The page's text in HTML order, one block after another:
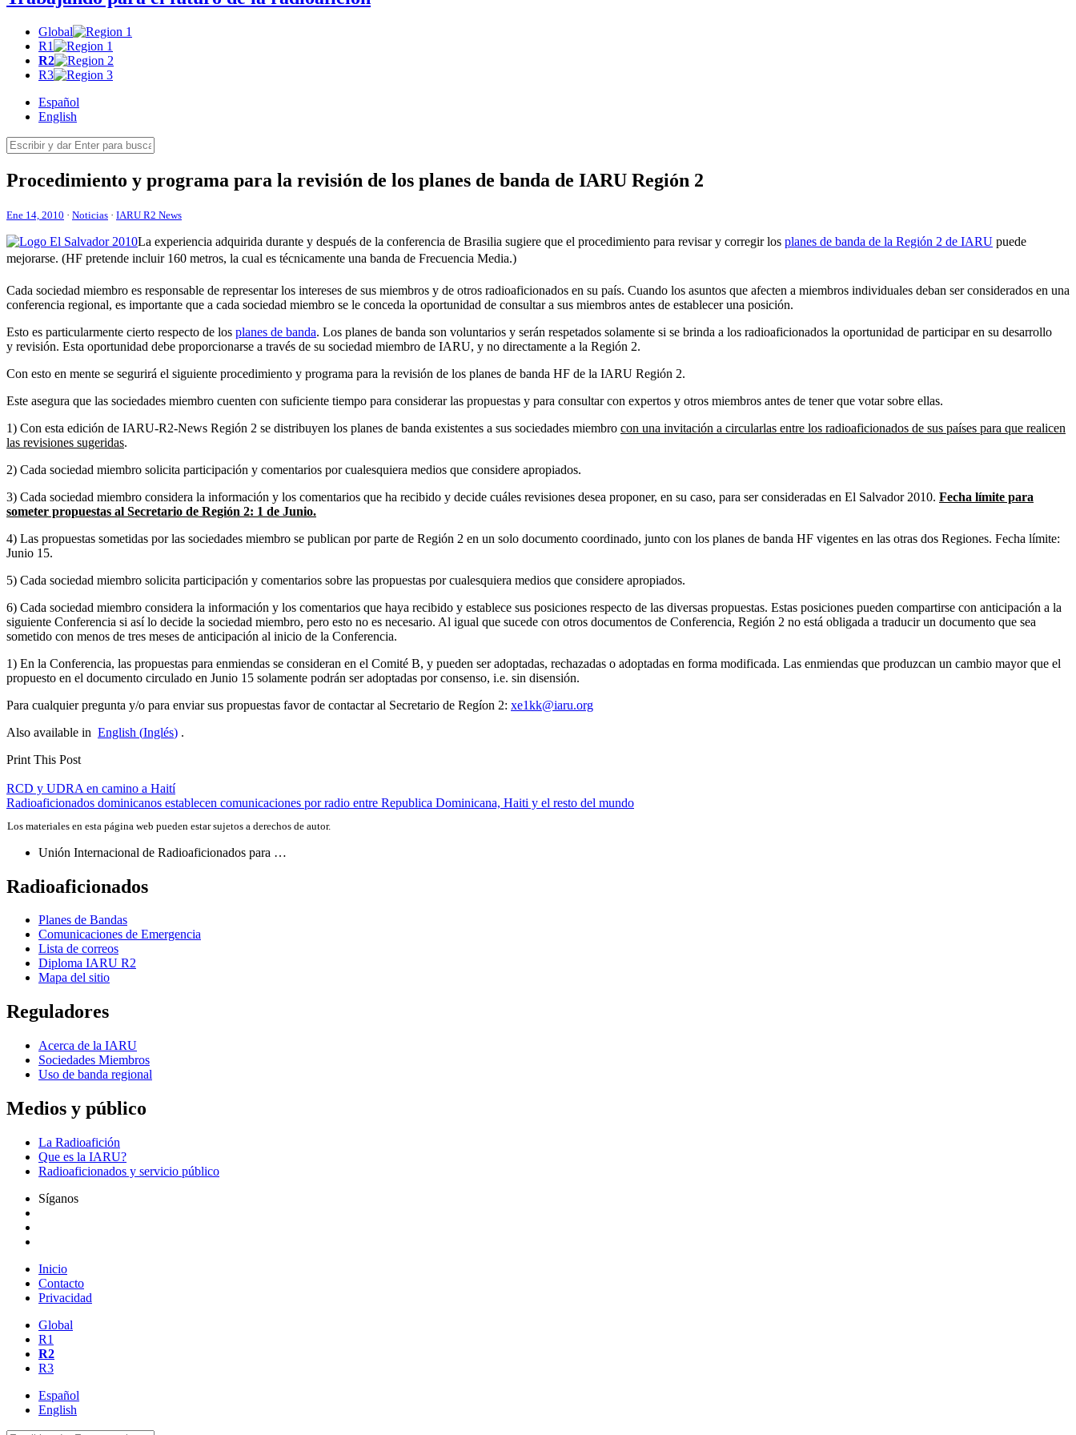
Global
R1
R2
R3
Español
English
Procedimiento y programa para la revisión de los planes de banda de IARU Región 2
Ene 14, 2010 · Noticias · IARU R2 News
La experiencia adquirida durante y después de la conferencia de Brasilia sugiere que el procedimiento para revisar y corregir los planes de banda de la Región 2 de IARU puede
mejorarse. (HF  pretende incluir 160 metros, la cual es técnicamente una banda de Frecuencia Media.)
Cada sociedad miembro es responsable de representar los intereses de sus miembros y de otros radioaficionados en su país. Cuando los asuntos que afecten a miembros individuales deban ser considerados en una
conferencia regional, es importante que a cada sociedad miembro se le conceda la oportunidad de consultar a sus miembros antes de establecer una posición.
Esto es particularmente cierto respecto de los planes de banda. Los planes de banda son voluntarios y serán respetados solamente si se brinda a los radioaficionados la oportunidad de participar en su desarrollo
y revisión. Esta oportunidad debe proporcionarse a través de su sociedad miembro de IARU, y no directamente a la Región 2.
Con esto en mente se segurirá el siguiente procedimiento y programa para la revisión de los planes de banda HF de la IARU Región 2.
Este asegura que las sociedades miembro cuenten con suficiente tiempo para considerar las propuestas y para consultar con expertos y otros miembros antes de tener que votar sobre ellas.
1) Con esta edición de IARU-R2-News Región 2 se distribuyen los planes de banda existentes a sus sociedades miembro con una invitación a circularlas entre los radioaficionados de sus países para que realicen
las revisiones sugeridas.
2) Cada sociedad miembro solicita participación y comentarios por cualesquiera medios que considere apropiados.
3) Cada sociedad miembro considera la información y los comentarios que ha recibido y decide cuáles revisiones desea proponer, en su caso, para ser consideradas en El Salvador 2010. Fecha límite para
someter propuestas al Secretario de Región 2: 1 de Junio.
4) Las propuestas sometidas por las sociedades miembro se publican por parte de Región 2 en un solo documento coordinado, junto con los planes de banda HF vigentes en las otras dos Regiones. Fecha límite:
Junio 15.
5) Cada sociedad miembro solicita participación y comentarios sobre las propuestas por cualesquiera medios que considere apropiados.
6) Cada sociedad miembro considera la información y los comentarios que haya recibido y establece sus posiciones respecto de las diversas propuestas. Estas posiciones pueden compartirse con anticipación a la
siguiente Conferencia si así lo decide la sociedad miembro, pero esto no es necesario. Al igual que sucede con otros documentos de Conferencia, Región 2 no está obligada a traducir un documento que sea
sometido con menos de tres meses de anticipación al inicio de la Conferencia.
1) En la Conferencia, las propuestas para enmiendas se consideran en el Comité B, y pueden ser adoptadas, rechazadas o adoptadas en forma modificada. Las enmiendas que produzcan un cambio mayor que el
propuesto en el documento circulado en Junio 15 solamente podrán ser adoptadas por consenso, i.e. sin disensión.
Para cualquier pregunta y/o para enviar sus propuestas favor de contactar al Secretario de Regíon 2: xe1kk@​iaru.​org
Also available in English (Inglés) .
Print This Post
Navegación
de
entradas
RCD y UDRA en camino a Haití
Radioaficionados dominicanos establecen comunicaciones por radio entre Republica Dominicana, Haiti y el resto del mundo
Los materiales en esta página web pueden estar sujetos a derechos de autor.
Unión Internacional de Radioaficionados para …
Radioaficionados
Planes de Bandas
Comunicaciones de Emergencia
Lista de correos
Diploma IARU R2
Mapa del sitio
Reguladores
Acerca de la IARU
Sociedades Miembros
Uso de banda regional
Medios y público
La Radioafición
Que es la IARU?
Radioaficionados y servicio público
Síganos
Inicio
Contacto
Privacidad
Global
R1
R2
R3
Español
English